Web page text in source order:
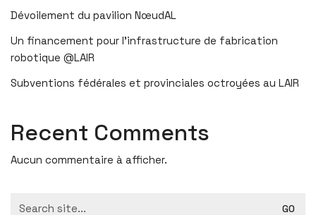
Dévoilement du pavilion NœudAL
Un financement pour l’infrastructure de fabrication
robotique @LAIR
Subventions fédérales et provinciales octroyées au LAIR
Recent Comments
Aucun commentaire à afficher.
Search